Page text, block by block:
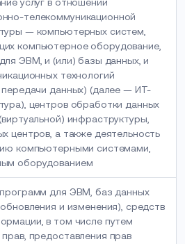
телекоммуникационной
— компьютерных систем,
компьютерное оборудование,
ЭВМ, и (или) базы данных, и
технологий
передачи данных) (далее — ИТ-
центров обработки данных
инфраструктуры,
центров, а также деятельность
компьютерными системами,
оборудованием
для ЭВМ, баз данных
и изменения), средств
в том числе путем
предоставления прав